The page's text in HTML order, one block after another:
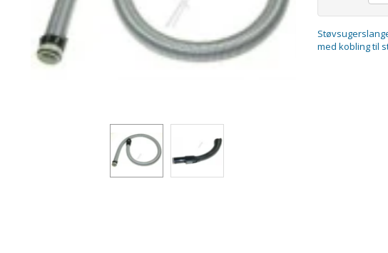
med kobling til